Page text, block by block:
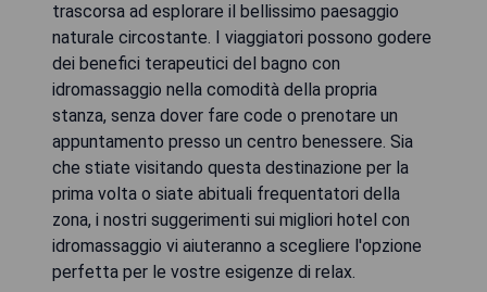
trascorsa ad esplorare il bellissimo paesaggio
naturale circostante. I viaggiatori possono godere
dei benefici terapeutici del bagno con
idromassaggio nella comodità della propria
stanza, senza dover fare code o prenotare un
appuntamento presso un centro benessere. Sia
che stiate visitando questa destinazione per la
prima volta o siate abituali frequentatori della
zona, i nostri suggerimenti sui migliori hotel con
idromassaggio vi aiuteranno a scegliere l'opzione
perfetta per le vostre esigenze di relax.